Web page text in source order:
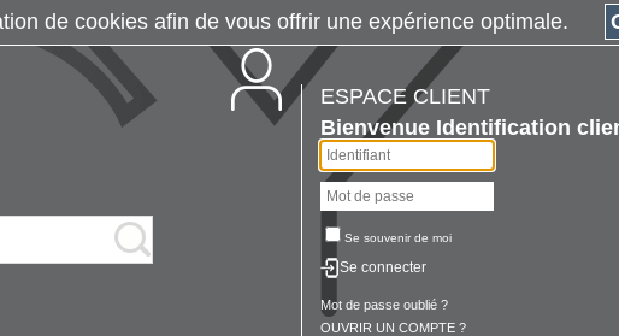
ESPACE CLIENT
Bienvenue Identification
Se souvenir de moi
Se connecter
Mot de passe oublié ?
OUVRIR UN COMPTE ?
de cookies afin de vous offrir une expérience optimale.